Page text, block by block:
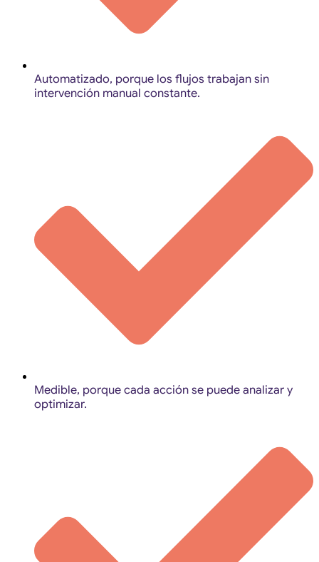
Automatizado, porque los flujos trabajan sin
intervención manual constante.
Medible, porque cada acción se puede analizar y
optimizar.